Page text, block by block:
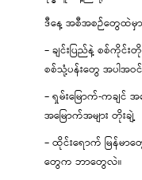
ဒီနေ့ အစီအစဉ်တွေထဲမှ
– ချင်းပြည်နဲ့ စစ်ကိုင်
စစ်သုံ့ပန်းတွေ အပါအ
– ရှမ်းမြောက်-ကချ
အမြောက်အများ တိုးချဲ့
– ထိုင်းရောက် မြန်
တွေက ဘာတွေလဲ။